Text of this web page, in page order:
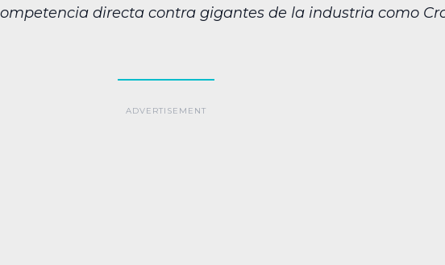
directa contra gigantes de la industria como